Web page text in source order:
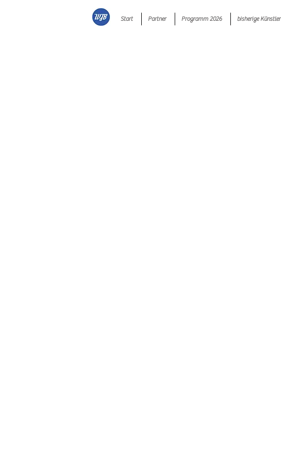
Start Partner Programm 2026 bisherige Künstler